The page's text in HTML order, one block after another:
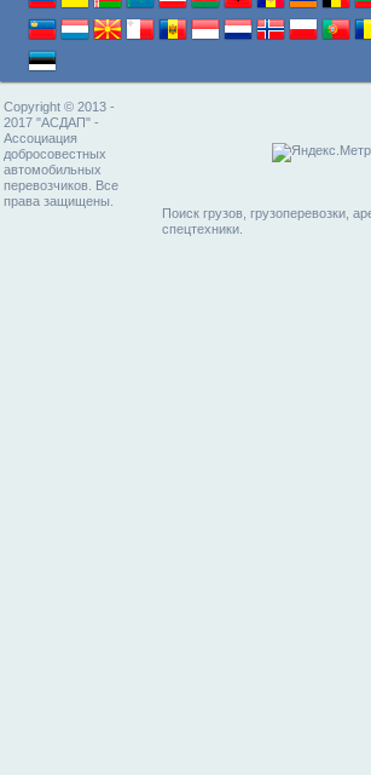
Copyright © 2013 -
2017 "АСДАП" -
Ассоциация
добросовестных
автомобильных
перевозчиков. Все
права защищены.
Поиск грузов, грузоперевозки,
спецтехники.